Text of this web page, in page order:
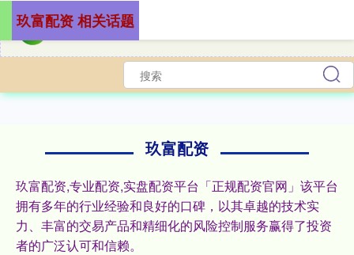
玖富配资
玖富配资,专业配资,实盘配资平台「正规配资官网」该平台
拥有多年的行业经验和良好的口碑，以其卓越的技术实
力、丰富的交易产品和精细化的风险控制服务赢得了投资
者的广泛认可和信赖。
玖富配资 相关话题